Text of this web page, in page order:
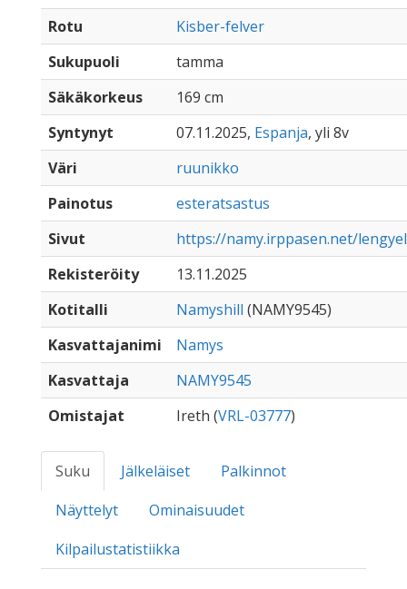
Rotu
Kisber-felver
Sukupuoli
tamma
Säkäkorkeus
169 cm
Syntynyt
07.11.2025, Espanja, yli 8v
Väri
ruunikko
Painotus
esteratsastus
Sivut
https://namy.irppasen.net/
Rekisteröity
13.11.2025
Kotitalli
Namyshill (NAMY9545)
Kasvattajanimi
Namys
Kasvattaja
NAMY9545
Omistajat
Ireth (VRL-03777)
Suku Jälkeläiset
Palkinnot
Näyttelyt
Ominaisuudet
Kilpailustatistiikka